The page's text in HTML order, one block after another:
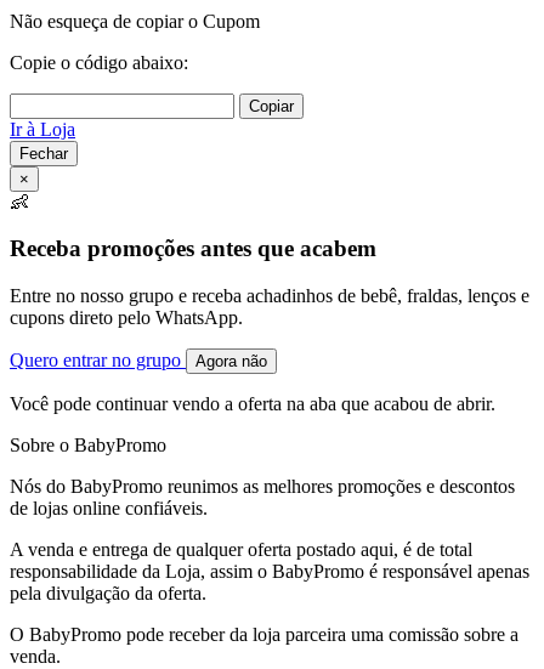
Não esqueça de copiar o Cupom
Copie o código abaixo:
Copiar
Ir à Loja
Fechar
×
👶
Receba promoções antes que acabem
Entre no nosso grupo e receba achadinhos de bebê, fraldas, lenços e
cupons direto pelo WhatsApp.
Quero entrar no grupo Agora não
Você pode continuar vendo a oferta na aba que acabou de abrir.
Sobre o BabyPromo
Nós do BabyPromo reunimos as melhores promoções e descontos
de lojas online confiáveis.
A venda e entrega de qualquer oferta postado aqui, é de total
responsabilidade da Loja, assim o BabyPromo é responsável apenas
pela divulgação da oferta.
O BabyPromo pode receber da loja parceira uma comissão sobre a
venda.